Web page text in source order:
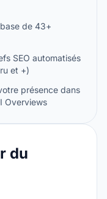
du
de 43+
SEO automatisés
et +)
présence dans
Overviews